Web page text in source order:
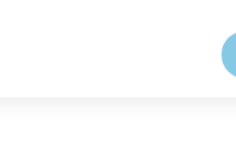
enfants et
en